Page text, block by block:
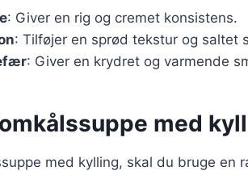
: Giver en rig og cremet konsistens.
: Tilføjer en sprød tekstur og saltet
: Giver en krydret og varmende
med
med kylling, skal du bruge en